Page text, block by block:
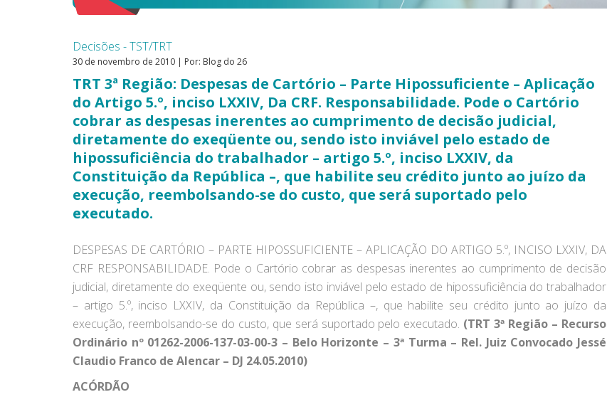
Decisões - TST/TRT
30 de novembro de 2010 | Por: Blog do 26
TRT 3ª Região: Despesas de Cartório – Parte Hipossuficiente – Aplicação
do Artigo 5.º, inciso LXXIV, Da CRF. Responsabilidade. Pode o Cartório
cobrar as despesas inerentes ao cumprimento de decisão judicial,
diretamente do exeqüente ou, sendo isto inviável pelo estado de
hipossuficiência do trabalhador – artigo 5.º, inciso LXXIV, da
Constituição da República –, que habilite seu crédito junto ao juízo da
execução, reembolsando-se do custo, que será suportado pelo
executado.
DESPESAS DE CARTÓRIO – PARTE HIPOSSUFICIENTE – APLICAÇÃO DO ARTIGO 5.º, INCISO LXXIV, DA
CRF RESPONSABILIDADE. Pode o Cartório cobrar as despesas inerentes ao cumprimento de decisão
judicial, diretamente do exeqüente ou, sendo isto inviável pelo estado de hipossuficiência do trabalhador
– artigo 5.º, inciso LXXIV, da Constituição da República –, que habilite seu crédito junto ao juízo da
execução, reembolsando-se do custo, que será suportado pelo executado. (TRT 3ª Região – Recurso
Ordinário nº 01262-2006-137-03-00-3 – Belo Horizonte – 3ª Turma – Rel. Juiz Convocado Jessé
Claudio Franco de Alencar – DJ 24.05.2010)
ACÓRDÃO